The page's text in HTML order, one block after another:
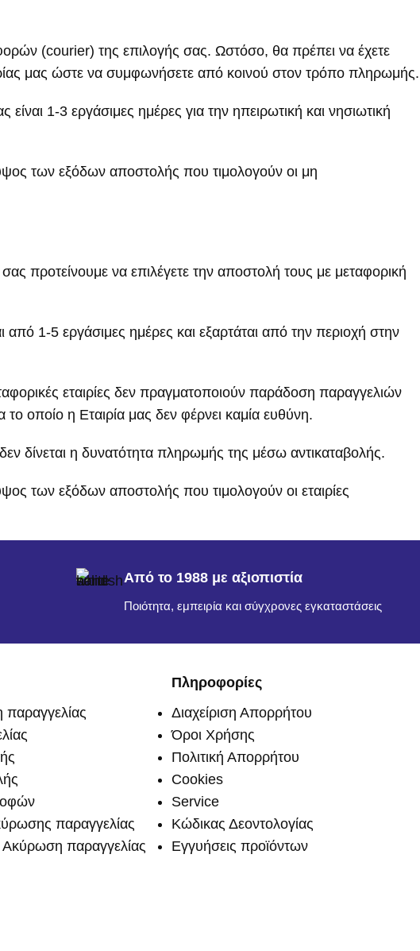
(courier) της επιλογής σας. Ωστόσο, θα πρέπει να έχετε
μας ώστε να συμφωνήσετε από κοινού στον τρόπο πληρωμής.
1-3 εργάσιμες ημέρες για την ηπειρωτική και νησιωτική
των εξόδων αποστολής που τιμολογούν οι μη
προτείνουμε να επιλέγετε την αποστολή τους με μεταφορική
1-5 εργάσιμες ημέρες και εξαρτάται από την περιοχή στην
εταιρίες δεν πραγματοποιούν παράδοση παραγγελιών
οποίο η Εταιρία μας δεν φέρνει καμία ευθύνη.
δίνεται η δυνατότητα πληρωμής της μέσω αντικαταβολής.
των εξόδων αποστολής που τιμολογούν οι εταιρίες
Από το 1988 με αξιοπιστία
Ποιότητα, εμπειρία και σύγχρονες εγκαταστάσεις
παραγγελίας
παραγγελίας
Πληροφορίες
Διαχείριση Απορρήτου
Όροι Χρήσης
Πολιτική Απορρήτου
Cookies
Service
Κώδικας Δεοντολογίας
Εγγυήσεις προϊόντων